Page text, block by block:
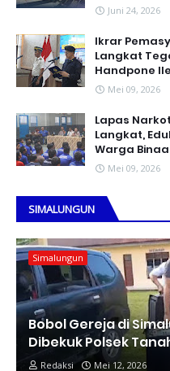
Juni 24, 2026
Ikrar
Langkat
Handpone
Mei 09, 2026
Lapas
Langkat,
Warga
Mei 09, 2026
SIMALUNGUN
Simalungun
Bobol Gereja di
Dibekuk Polsek
Redaksi Mei 12, 2026